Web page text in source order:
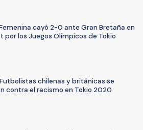
cayó 2-0 ante Gran Bretaña en
por los Juegos Olímpicos de Tokio
chilenas y británicas se
contra el racismo en Tokio 2020